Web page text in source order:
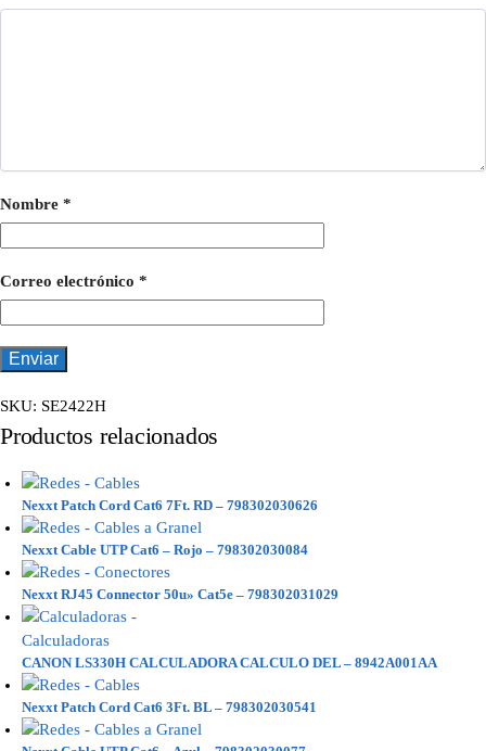
Nombre *
Correo electrónico *
SKU: SE2422H
Productos relacionados
Nexxt Patch Cord Cat6 7Ft. RD – 798302030626
Nexxt Cable UTP Cat6 – Rojo – 798302030084
Nexxt RJ45 Connector 50u» Cat5e – 798302031029
CANON LS330H CALCULADORA CALCULO DEL – 8942A001AA
Nexxt Patch Cord Cat6 3Ft. BL – 798302030541